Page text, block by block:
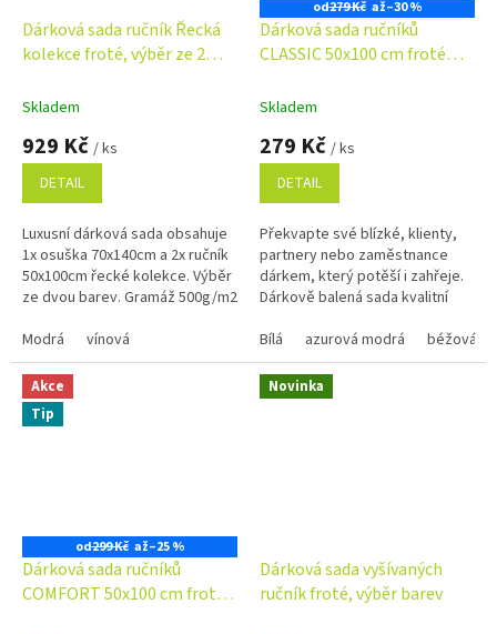
Dárková sada ručník Řecká
kolekce froté, výběr ze 2
Skladem
929 Kč / ks
DETAIL
Luxusní dárková sada obsahuje
1x osuška 70x140cm a 2x ručník
50x100cm řecké kolekce. Výběr
ze dvou barev. Gramáž 500g/m2
Modrá
vínová
od279 Kč až–30 %
Dárková sada ručníků
CLASSIC 50x100 cm froté
Skladem
279 Kč / ks
DETAIL
Překvapte své blízké, klienty,
partnery nebo zaměstnance
dárkem, který potěší i zahřeje.
Dárkově balená sada kvalitní
praktická, ale i stylová....
Bílá azurová modrá béžová
Akce
Tip
od299 Kč až–25 %
Dárková sada ručníků
COMFORT 50x100 cm froté
Novinka
Dárková sada vyšívaných
ručník froté, výběr barev